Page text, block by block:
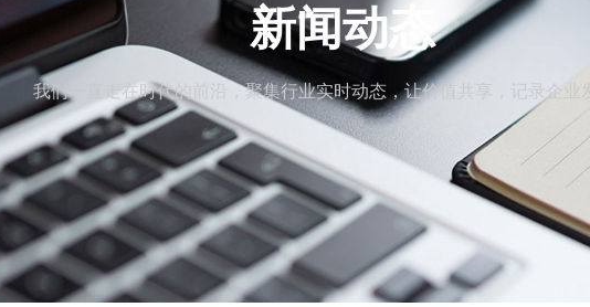
新闻动态
我们一直走在时代的前沿，聚集行业实时动态，让价值共享，记录企业